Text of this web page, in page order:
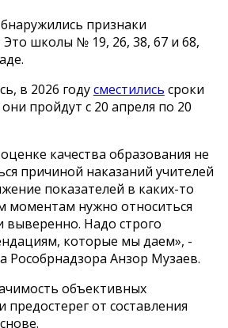
признаки
школы № 19, 26, 38, 67 и 68,
в 2026 годусместились сроки
пройдут с 20 апреля по 20
качества образования не
причиной наказаний учителей
показателей в каких-то
моментам нужно относиться
выверенно. Надо строго
которые мы даем», -
Рособрнадзора Анзор Музаев.
объективных
предостерег от составления